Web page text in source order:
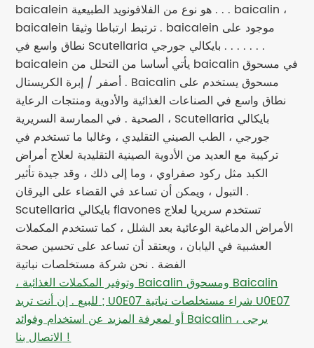
baicalein هو نوع من الفلافونويد الطبيعية . . . baicalin ،
baicalein ترتبط ارتباطا وثيقا . baicalein موجود على
نطاق واسع في Scutellaria بايكالي جورجي . . . . . . .
baicalein يأتي أساسا من التحلل من baicalin في مسحوق
أصفر / إبرة الكريستال . Baicalin مسحوق يستخدم على
نطاق واسع في الصناعات الغذائية والأدوية ومنتجات الرعاية
الصحية . في الممارسة السريرية ، Scutellaria بايكالي
جورجي ، الطب الصيني التقليدي ، وغالبا ما تستخدم في
تركيبة مع العديد من الأدوية الصينية التقليدية لعلاج أمراض
الكبد مثل ركود صفراوي ، وما إلى ذلك ، وقد جيدة تأثير
التبول ، ويمكن أن تساعد في القضاء على اليرقان .
Scutellaria بايكالي flavones تستخدم سريريا لعلاج
الأمراض الدماغية الوعائية بعد الشلل ، كما تستخدم المكملات
العشبية في اليابان ، ويعتقد أن تساعد على تحسين صحة
الفضة . نحن شركة مستخلصات نباتية
، وتوفير المكملات الغذائية Baicalin ومسحوق Baicalin
للبيع . إن أنت تريد ; U0E07 شراء مستخلصات نباتية U0E07
أو لمعرفة المزيد عن استخدام وفوائد Baicalin ، يرجى
الاتصال بنا !